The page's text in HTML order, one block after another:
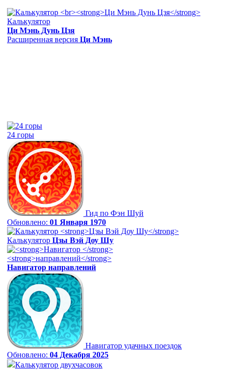
Калькулятор
Ци Мэнь Дунь Цзя
Расширенная версия Ци Мэнь
24 горы
Гид по Фэн Шуй
Обновлено: 01 Января 1970
Калькулятор Цзы Вэй Доу Шу
Навигатор направлений
Навигатор удачных поездок
Обновлено: 04 Декабря 2025
Калькулятор двухчасовок